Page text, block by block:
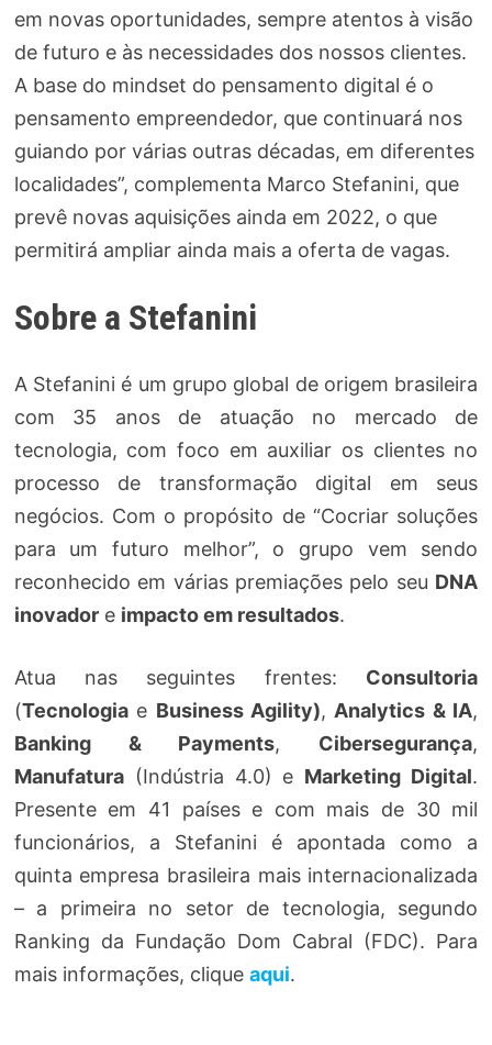
em novas oportunidades, sempre atentos à visão
de futuro e às necessidades dos nossos clientes.
A base do mindset do pensamento digital é o
pensamento empreendedor, que continuará nos
guiando por várias outras décadas, em diferentes
localidades”, complementa Marco Stefanini, que
prevê novas aquisições ainda em 2022, o que
permitirá ampliar ainda mais a oferta de vagas.
Sobre a Stefanini
A Stefanini é um grupo global de origem brasileira
com 35 anos de atuação no mercado de
tecnologia, com foco em auxiliar os clientes no
processo de transformação digital em seus
negócios. Com o propósito de “Cocriar soluções
para um futuro melhor”, o grupo vem sendo
reconhecido em várias premiações pelo seu DNA
inovadore impacto em resultados.
Atua nas seguintes frentes: Consultoria
(Tecnologiae Business Agility), Analytics & IA,
Banking & Payments, Cibersegurança,
Manufatura(Indústria 4.0) e Marketing Digital.
Presente em 41 países e com mais de 30 mil
funcionários, a Stefanini é apontada como a
quinta empresa brasileira mais internacionalizada
– a primeira no setor de tecnologia, segundo
Ranking da Fundação Dom Cabral (FDC). Para
mais informações, clique aqui.